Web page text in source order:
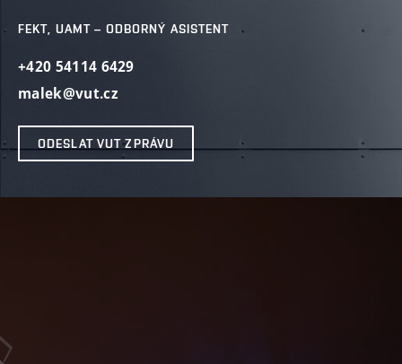
FEKT, UAMT – ODBORNÝ ASISTENT
+420 54114 6429
malek@vut.cz
ODESLAT VUT ZPRÁVU